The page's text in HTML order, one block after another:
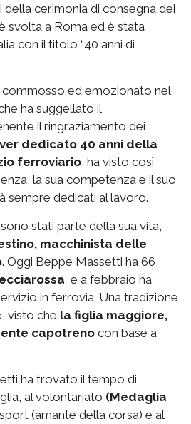
cerimonia di consegna dei
svolta a Roma ed è stata
con il titolo “40 anni di
ed emozionato nel
ha suggellato il
il ringraziamento dei
dedicato 40 anni della
ferroviario , ha visto così
la sua competenza e il suo
sempre dedicati al lavoro.
stati parte della sua vita,
macchinista delle
. Oggi Beppe Massetti ha 66
e a febbraio ha
in ferrovia. Una tradizione
visto che la figlia maggiore,
capotreno con base a
ha trovato il tempo di
al volontariato (Medaglia
sport (amante della corsa) e al